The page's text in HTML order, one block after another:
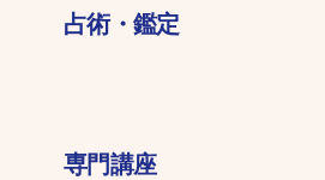
占術・鑑定
専門講座